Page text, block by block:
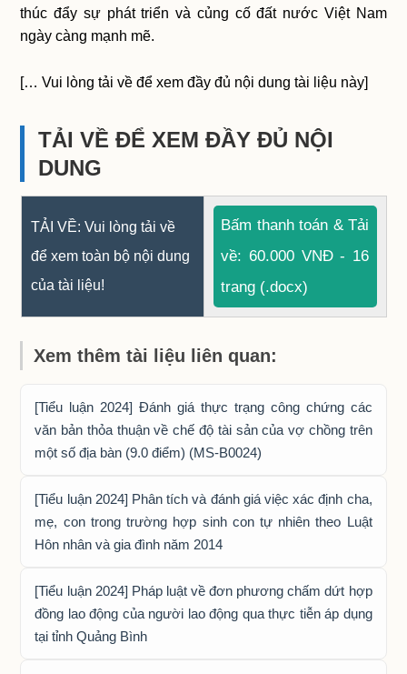
thúc đẩy sự phát triển và củng cố đất nước Việt Nam
ngày càng mạnh mẽ.
[… Vui lòng tải về để xem đầy đủ nội dung tài liệu này]
TẢI VỀ ĐỂ XEM ĐẦY ĐỦ NỘI
DUNG
TẢI VỀ: Vui lòng tải về
để xem toàn bộ nội dung
của tài liệu!
Bấm thanh toán & Tải
về: 60.000 VNĐ - 16
trang (.docx)
Xem thêm tài liệu liên quan:
[Tiểu luận 2024] Đánh giá thực trạng công chứng các
văn bản thỏa thuận về chế độ tài sản của vợ chồng trên
một số địa bàn (9.0 điểm) (MS-B0024)
[Tiểu luận 2024] Phân tích và đánh giá việc xác định cha,
mẹ, con trong trường hợp sinh con tự nhiên theo Luật
Hôn nhân và gia đình năm 2014
[Tiểu luận 2024] Pháp luật về đơn phương chấm dứt hợp
đồng lao động của người lao động qua thực tiễn áp dụng
tại tỉnh Quảng Bình